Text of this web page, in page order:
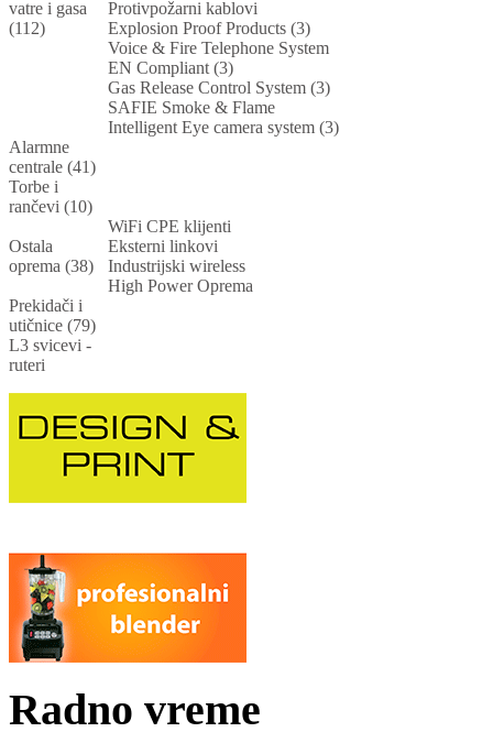
vatre i gasa
(112)
Protivpožarni kablovi
Explosion Proof Products (3)
Voice & Fire Telephone System
EN Compliant (3)
Gas Release Control System (3)
SAFIE Smoke & Flame
Intelligent Eye camera system (3)
Alarmne
centrale (41)
Torbe i
rančevi (10)
Ostala
oprema (38)
WiFi CPE klijenti
Eksterni linkovi
Industrijski wireless
High Power Oprema
Prekidači i
utičnice (79)
L3 svicevi -
ruteri
Radno vreme